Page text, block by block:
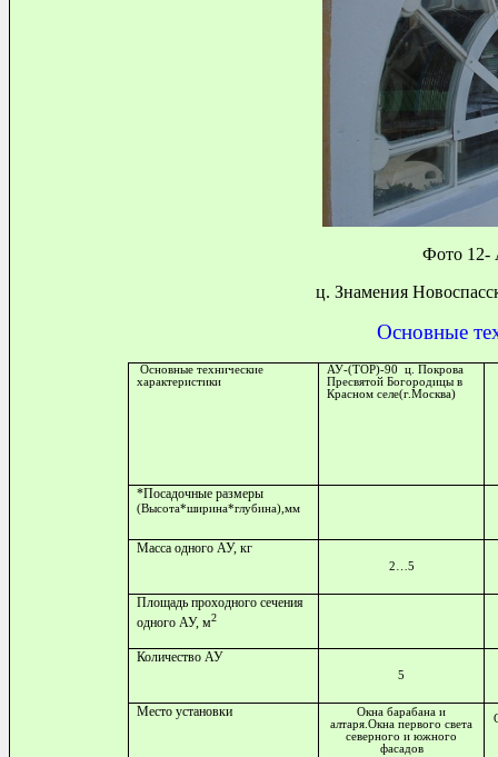
Фото 12-
ц. Знамения
Основные
Основные технические
характеристики
АУ-(ТОР)-90
ц. Покрова
Пресвятой Богородицы в
Красном селе(г.Москва)
*Посадочные размеры
(Высота*ширина*глубина),мм
Масса одного АУ, кг
2…5
Площадь проходного сечения
одного АУ, м2
Количество АУ
5
Место установки
Окна барабана и
алтаря.Окна первого света
северного и южного
фасадов